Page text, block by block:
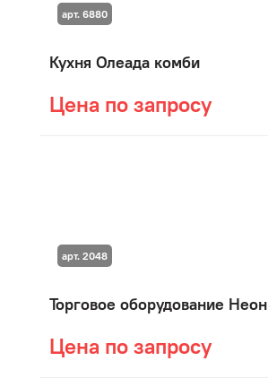
Кухня Олеада комби
Цена по запросу
арт. 6880
Торговое оборудование Неон
Цена по запросу
арт. 2048